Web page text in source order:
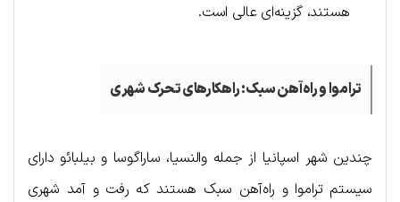
هستند، گزینه‌ای عالی است.
تراموا و راه‌آهن سبک: راهکارهای تحرک شهری
چندین شهر اسپانیا از جمله والنسیا، ساراگوسا و بیلبائو دارای
سیستم تراموا و راه‌آهن سبک هستند که رفت و آمد شهری